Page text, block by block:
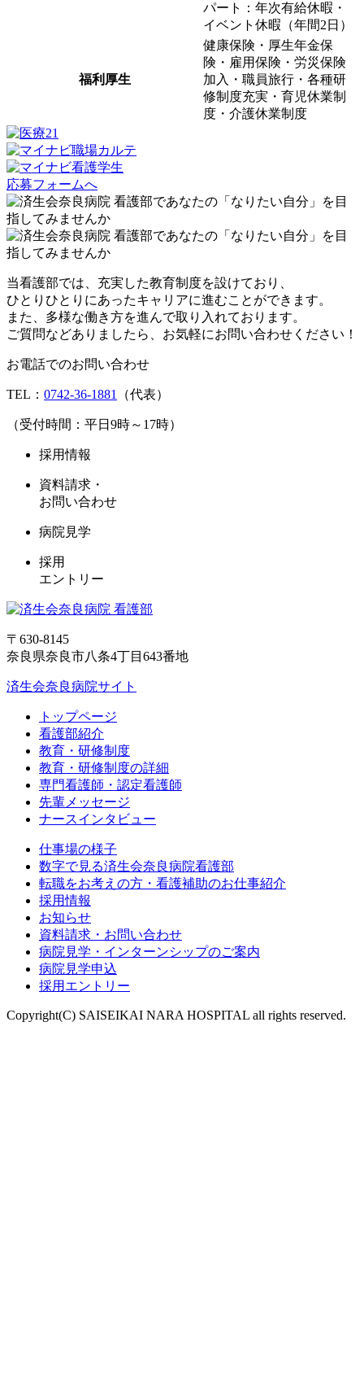
パート：年次有給休暇・
イベント休暇（年間2日）
福利厚生
健康保険・厚生年金保
険・雇用保険・労災保険
加入・職員旅行・各種研
修制度充実・育児休業制
度・介護休業制度
応募フォームへ
当看護部では、充実した教育制度を設けており、
ひとりひとりにあったキャリアに進むことができます。
また、多様な働き方を進んで取り入れております。
ご質問などありましたら、お気軽にお問い合わせください！
お電話でのお問い合わせ
TEL： 0742-36-1881 （代表）
（受付時間：平日9時～17時）
採用情報
資料請求・
お問い合わせ
病院見学
採用
エントリー
〒630-8145
奈良県奈良市八条4丁目643番地
済生会奈良病院サイト
トップページ
看護部紹介
教育・研修制度
教育・研修制度の詳細
専門看護師・認定看護師
先輩メッセージ
ナースインタビュー
仕事場の様子
数字で見る済生会奈良病院看護部
転職をお考えの方・看護補助のお仕事紹介
採用情報
お知らせ
資料請求・お問い合わせ
病院見学・インターンシップのご案内
病院見学申込
採用エントリー
Copyright(C) SAISEIKAI NARA HOSPITAL all rights reserved.